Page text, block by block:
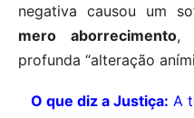
negativa causou um
mero aborrecimento,
profunda “alteração
O que diz a Justiça: A